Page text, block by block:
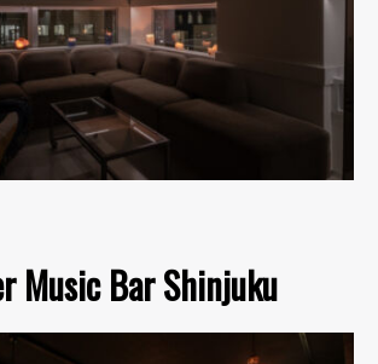
Music Bar Shinjuku